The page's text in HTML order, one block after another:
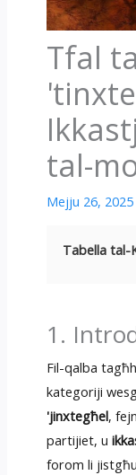
Tfal
tal-
Mejju 26, 2025
Tabella tal-
1.
Fil-qalba
kategoriji
'jinxtegħel,
partijiet, u
forom li